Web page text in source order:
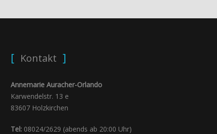
Kontakt
Annemarie Auracher-Orlando
Karwendelstr. 13 e
83607 Holzkirchen
Tel:08024/2629 (abends ab 20:00 Uhr)